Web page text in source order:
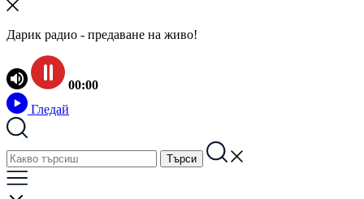
Дарик радио - предаване на живо!
00:00
Гледай